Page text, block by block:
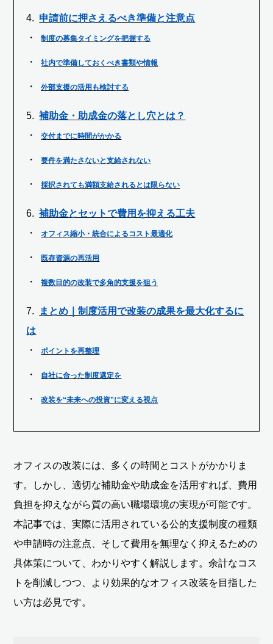
申請前に押さえるべき準備と注意点
制度の募集タイミングを把握する
社内で準備しておくべき書類や情報
外部支援の活用も検討する
補助金・助成金の落とし穴とは？
交付までに時間がかかる
要件を満たさないと支給されない
採択されても満額支給されるとは限らない
補助金とセットで費用を抑える工夫
オフィス縮小・統合によるコスト最適化
既存資源の再活用
複数目的の改装で多角的支援を狙う
まとめ｜制度活用で改装の成果を最大化するに
は
ポイントを再整理
自社に合った制度選定を
改装を“未来への投資”に変える視点
オフィスの改装には、多くの時間とコストがかかりま
す。しかし、適切な補助金や助成金を活用すれば、費用
負担を抑えながら質の高い職場環境の実現が可能です。
本記事では、実際に活用されている公的支援制度の種類
や申請時の注意点、そして費用を無理なく抑えるための
具体策について、わかりやすく解説します。余計なコス
トを削減しつつ、より効果的なオフィス改装を目指した
い方は必見です。